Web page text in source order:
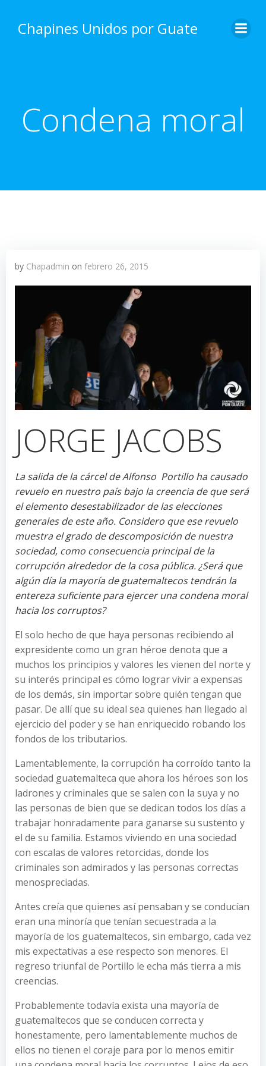
content
Chapines Unidos por Guate
Condena moral
by Chapadmin on febrero 26, 2015
JORGE JACOBS
La salida de la cárcel de Alfonso Portillo ha causado
revuelo en nuestro país bajo la creencia de que será
el elemento desestabilizador de las elecciones
generales de este año. Considero que ese revuelo
muestra el grado de descomposición de nuestra
sociedad, como consecuencia principal de la
corrupción alrededor de la cosa pública. ¿Será que
algún día la mayoría de guatemaltecos tendrán la
entereza suficiente para ejercer una condena moral
hacia los corruptos?
El solo hecho de que haya personas recibiendo al
expresidente como un gran héroe denota que a
muchos los principios y valores les vienen del norte y
su interés principal es cómo lograr vivir a expensas
de los demás, sin importar sobre quién tengan que
pasar. De allí que su ideal sea quienes han llegado al
ejercicio del poder y se han enriquecido robando los
fondos de los tributarios.
Lamentablemente, la corrupción ha corroído tanto la
sociedad guatemalteca que ahora los héroes son los
ladrones y criminales que se salen con la suya y no
las personas de bien que se dedican todos los días a
trabajar honradamente para ganarse su sustento y
el de su familia. Estamos viviendo en una sociedad
con escalas de valores retorcidas, donde los
criminales son admirados y las personas correctas
menospreciadas.
Antes creía que quienes así pensaban y se conducían
eran una minoría que tenían secuestrada a la
mayoría de los guatemaltecos, sin embargo, cada vez
mis expectativas a ese respecto son menores. El
regreso triunfal de Portillo le echa más tierra a mis
creencias.
Probablemente todavía exista una mayoría de
guatemaltecos que se conducen correcta y
honestamente, pero lamentablemente muchos de
ellos no tienen el coraje para por lo menos emitir